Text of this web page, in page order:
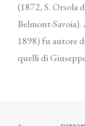
(1872, S. Orsola
Belmont-
1898) fu autore
quelli di